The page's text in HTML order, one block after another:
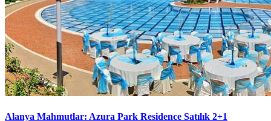
Alanya Mahmutlar: Azura Park Residence Satılık 2+1